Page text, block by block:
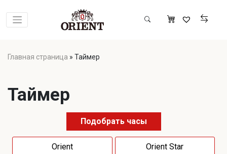
Главная страница » Таймер
Таймер
Подобрать часы
Orient Orient Star